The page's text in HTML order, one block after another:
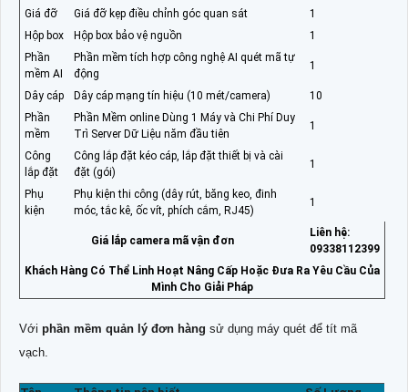
Giá đỡ Giá đỡ kẹp điều chỉnh góc quan sát
1
Hộp box
Hộp box bảo vệ nguồn
1
Phần
mềm AI
Phần mềm tích hợp công nghệ AI quét mã tự
động
1
Dây cáp Dây cáp mạng tín hiệu (10 mét/camera)
10
Phần
mềm
Phần Mềm online Dùng 1 Máy và Chi Phí Duy
Trì Server Dữ Liệu năm đầu tiên
1
Công
lắp đặt
Công lắp đặt kéo cáp, lắp đặt thiết bị và cài
đặt (gói)
1
Phụ
kiện
Phụ kiện thi công (dây rút, băng keo, đinh
móc, tắc kê, ốc vít, phích cắm, RJ45)
1
Giá lắp camera mã vận đơn
Liên hệ:
09338112399
Khách Hàng Có Thể Linh Hoạt Nâng Cấp Hoặc Đưa Ra Yêu Cầu Của
Mình Cho Giải Pháp
Với phần mềm quản lý đơn hàng sử dụng máy quét để tít mã
vạch.